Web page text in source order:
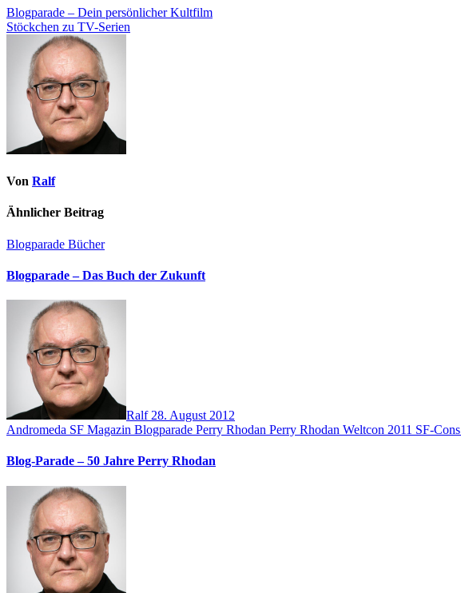
Blogparade – Dein persönlicher Kultfilm
Stöckchen zu TV-Serien
Von Ralf
Ähnlicher Beitrag
Blogparade Bücher
Blogparade – Das Buch der Zukunft
Ralf 28. August 2012
Andromeda SF Magazin Blogparade Perry Rhodan Perry Rhodan Weltcon 2011 SF-Cons
Blog-Parade – 50 Jahre Perry Rhodan